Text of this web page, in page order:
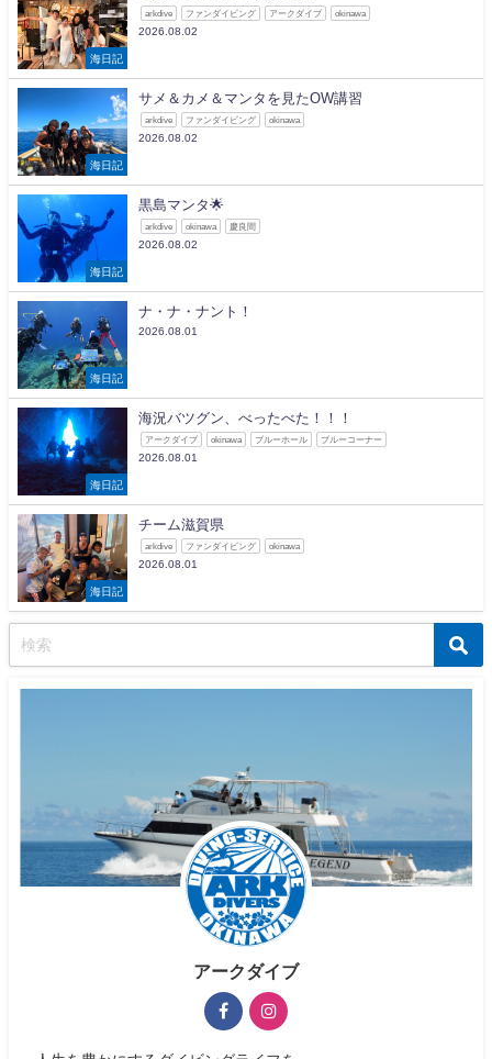
海日記
arkdive ファンダイビング アークダイブ okinawa
2026.08.02
海日記
サメ＆カメ＆マンタを見たOW講習
arkdive ファンダイビング okinawa
2026.08.02
海日記
黒島マンタ🌟
arkdive okinawa 慶良間
2026.08.02
海日記
ナ・ナ・ナント！
2026.08.01
海日記
海況バツグン、べったべた！！！
アークダイブ okinawa ブルーホール ブルーコーナー
2026.08.01
海日記
チーム滋賀県
arkdive ファンダイビング okinawa
2026.08.01
アークダイブ